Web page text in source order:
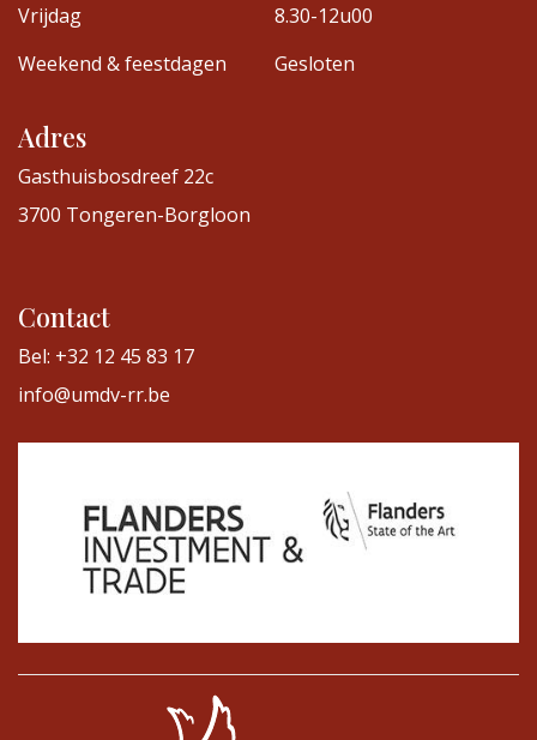
Vrijdag
8.30-12u00
Weekend & feestdagen
Gesloten
Adres
Gasthuisbosdreef 22c
3700 Tongeren-Borgloon
Contact
Bel: +32 12 45 83 17
info@umdv-rr.be